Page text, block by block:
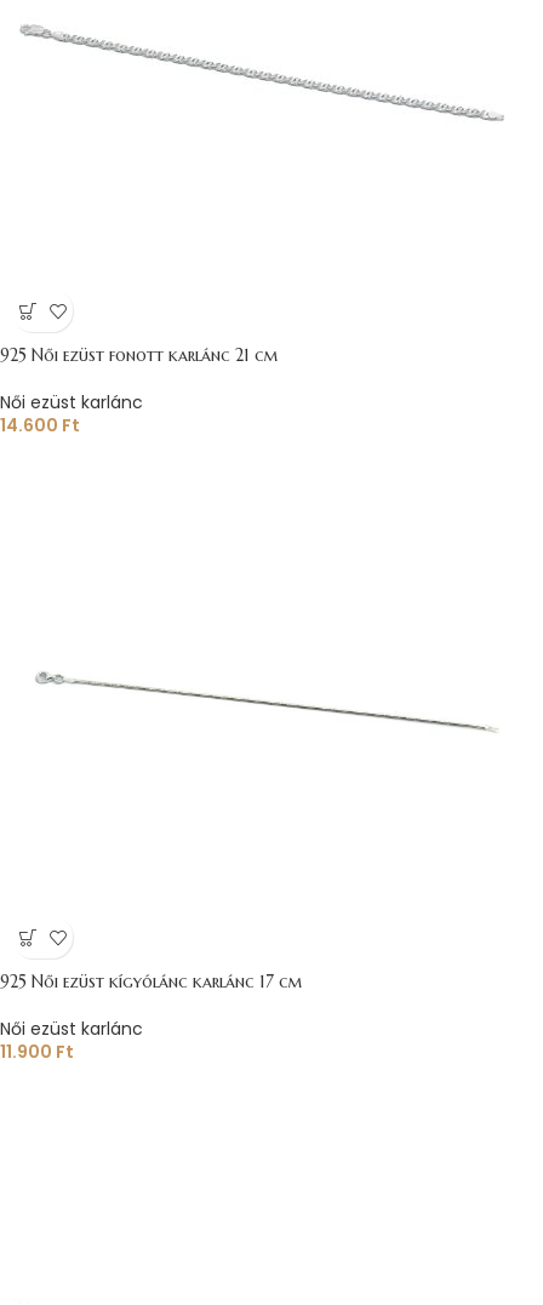
925 Női ezüst fonott karlánc 21 cm
Női ezüst karlánc
14.600 Ft
925 Női ezüst kígyólánc karlánc 17 cm
Női ezüst karlánc
11.900 Ft